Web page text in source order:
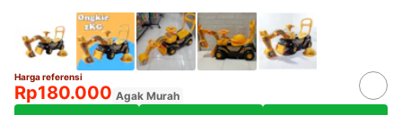
Harga referensi
Rp180.000 Agak Murah